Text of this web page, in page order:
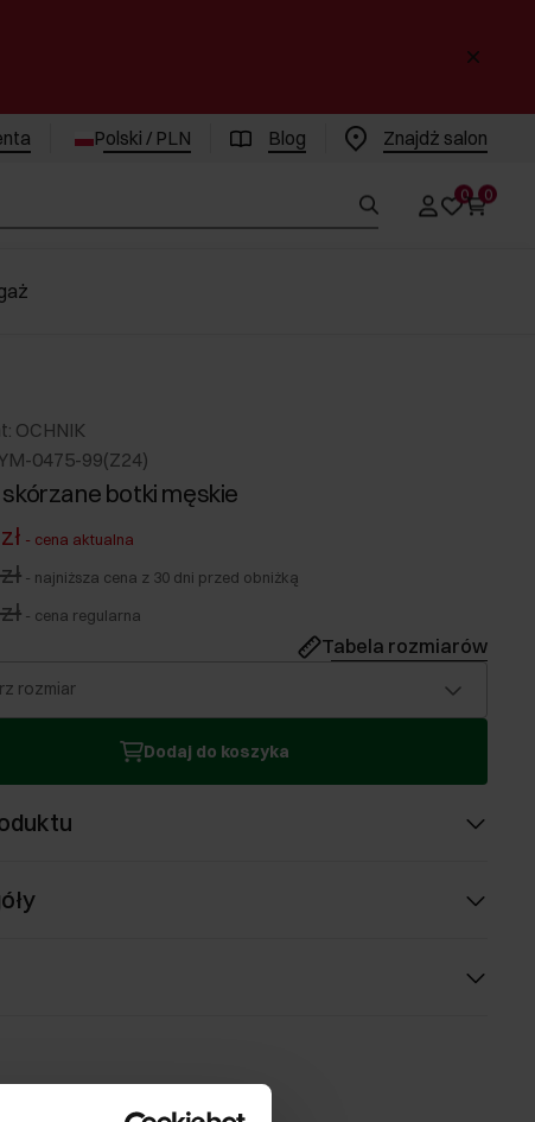
Polski / PLN Blog Znajdż salon
0 0
OCHNIK
0475-99(Z24)
botki męskie
- cena aktualna
- najniższa cena z 30 dni przed obniżką
- cena regularna
Tabela rozmiarów
rozmiar
Dodaj do koszyka